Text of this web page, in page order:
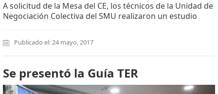
A solicitud de la Mesa del CE, los técnicos de la Unidad de
Negociación Colectiva del SMU realizaron un estudio
Publicado el: 24 mayo, 2017
Se presentó la Guía TER